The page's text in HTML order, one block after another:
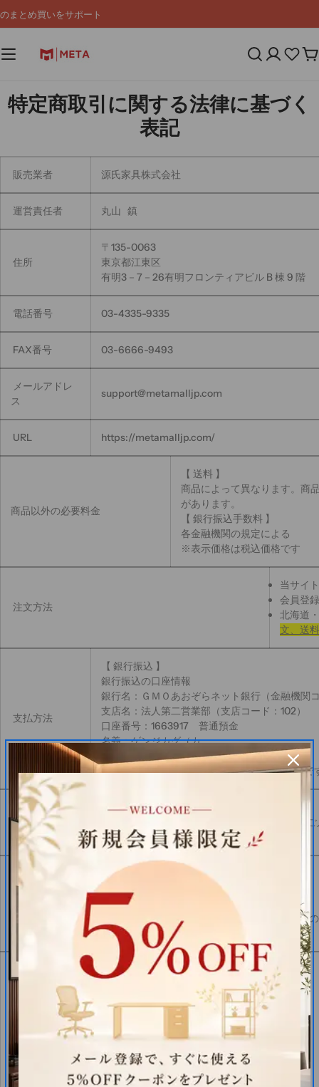
ン
ン
ツ
キ
まとめ買いをサポート
カ
特定商取引に関する法律に基づく
表記
販売業者 源氏家具株式会社
運営責任者 丸山 鎮
住所
〒135-0063
東京都江東区
有明3－7－26有明フロンティアビル B 棟 9 階
電話番号 03-4335-9335
FAX番号 03-6666-9493
メールアドレ
ス
support@metamalljp.com
URL https://metamalljp.com/
商品以外の必要料金
【 送料 】
商品によって異なります。商
があります。
【 銀行振込手数料 】
各金融機関の規定による
※表示価格は税込価格です
注文方法
当サイ
会員登
北海道
文、送
支払方法
【 銀行振込 】
銀行振込の口座情報
銀行名：ＧＭＯあおぞらネット銀行（金融機関
支店名：法人第二営業部（支店コード：102）
口座番号：1663917 普通預金
名義：ゲンジカグ（カ
【クレジットカード決済】
VISA、MASTER、JCB、AMEXがご利用可能で
支払期限
【 銀行振込の場合 】
注文後3日以内にお支払いください。
出荷致します。
【 海外に在庫がある商品 】
お届けまで約20~30営業日かかります
【品切れの場合】
ご希望の商品が万一品切れの場合は、そ
だきます。